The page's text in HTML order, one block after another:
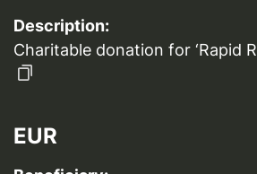
Description:
Charitable donation for ‘Rapid
EUR